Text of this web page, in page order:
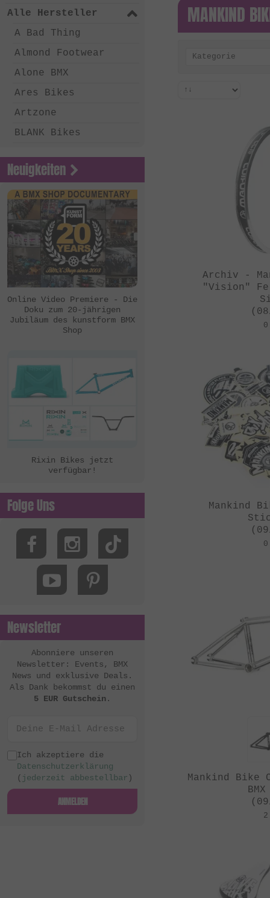
MANKIND
Kategorie
Archiv -
"Vision"
Mankind
Mankind Bike
Alle Hersteller
A Bad Thing
Almond Footwear
Alone BMX
Ares Bikes
Artzone
BLANK Bikes
Chico Clothing
Coalition BMX
Country Bikes
Deep BMX
Eastern Bikes
eclat
FBM
Felt Bikes
FreedomBMX
Hoffman Bikes
inTRIKat
Jungle Rider
Kis Bike Co.
kunstform
Kuoppa Gomez Bikes
Lotek
MacNeil Bikes
Mankind Bike Co.
Metal Bikes
Mutiny Bikes
Odyssey BMX
OG Bikes
Quamen
Sequence
Simple Bike Co.
SNAFU
Soul
Neuigkeiten
Online Video Premiere - Die
Doku zum 20-jährigen
Jubiläum des kunstform BMX
Shop
Rixin Bikes jetzt
verfügbar!
Folge Uns
Newsletter
Abonniere unseren
Newsletter: Events, BMX
News und exklusive Deals.
Als Dank bekommst du einen
5 EUR Gutschein.
Ich akzeptiere die
Datenschutzerklärung
( jederzeit abbestellbar )
ANMELDEN